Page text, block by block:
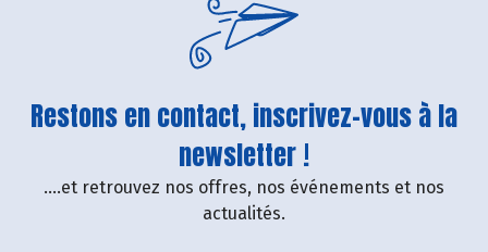
Restons en contact, inscrivez-vous à la
newsletter !
....et retrouvez nos offres, nos événements et nos
actualités.